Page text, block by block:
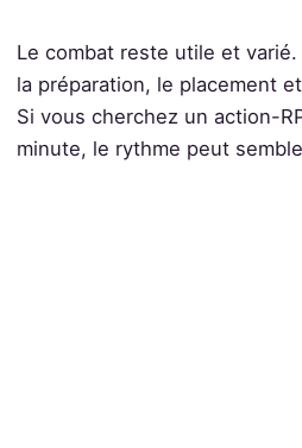
Le combat reste utile et
la préparation, le placement
Si vous cherchez un action-
minute, le rythme peut